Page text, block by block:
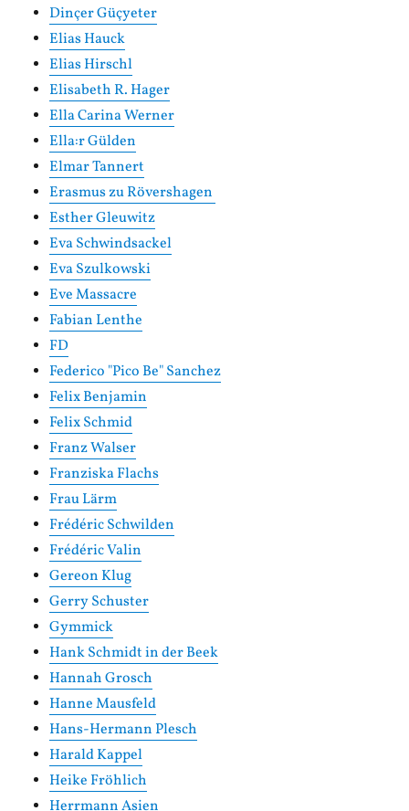
Dinçer Güçyeter
Elias Hauck
Elias Hirschl
Elisabeth R. Hager
Ella Carina Werner
Ella:r Gülden
Elmar Tannert
Erasmus zu Rövershagen
Esther Gleuwitz
Eva Schwindsackel
Eva Szulkowski
Eve Massacre
Fabian Lenthe
FD
Federico "Pico Be" Sanchez
Felix Benjamin
Felix Schmid
Franz Walser
Franziska Flachs
Frau Lärm
Frédéric Schwilden
Frédéric Valin
Gereon Klug
Gerry Schuster
Gymmick
Hank Schmidt in der Beek
Hannah Grosch
Hanne Mausfeld
Hans-Hermann Plesch
Harald Kappel
Heike Fröhlich
Herrmann Asien